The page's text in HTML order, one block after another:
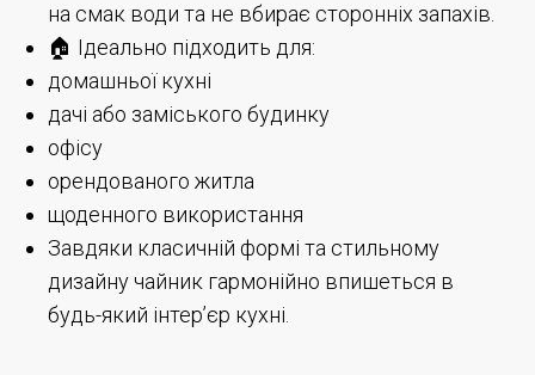
на смак води та не вбирає сторонніх запахів.
🏠 Ідеально підходить для:
домашньої кухні
дачі або заміського будинку
офісу
орендованого житла
щоденного використання
Завдяки класичній формі та стильному
дизайну чайник гармонійно впишеться в
будь-який інтер’єр кухні.